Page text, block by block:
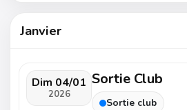
Janvier
Dim 04/01
2026
Sortie Club
Sortie club